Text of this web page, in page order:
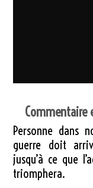
Commentaire
Personne dans
guerre doit
jusqu’à ce que
triomphera.